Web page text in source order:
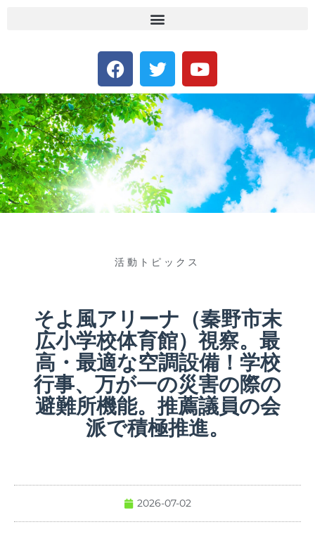
活動トピックス
そよ風アリーナ（秦野市末
広小学校体育館）視察。最
高・最適な空調設備！学校
行事、万が一の災害の際の
避難所機能。推薦議員の会
派で積極推進。
2026-07-02